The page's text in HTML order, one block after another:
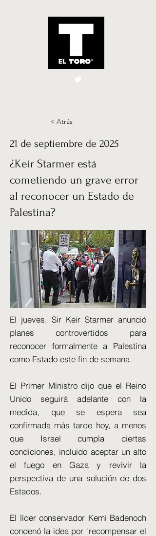
El Toro España
< Atrás
21 de septiembre de 2025
¿Keir Starmer está
cometiendo un grave error
al reconocer un Estado de
Palestina?
El jueves, Sir Keir Starmer anunció
planes controvertidos para
reconocer formalmente a Palestina
como Estado este fin de semana.
El Primer Ministro dijo que el Reino
Unido seguirá adelante con la
medida, que se espera sea
confirmada más tarde hoy, a menos
que Israel cumpla ciertas
condiciones, incluido aceptar un alto
el fuego en Gaza y revivir la
perspectiva de una solución de dos
Estados.
El líder conservador Kemi Badenoch
condenó la idea por "recompensar el